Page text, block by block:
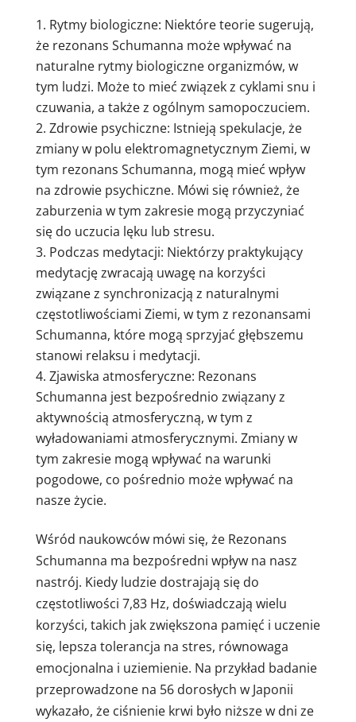
Rytmy biologiczne: Niektóre teorie sugerują,
że rezonans Schumanna może wpływać na
naturalne rytmy biologiczne organizmów, w
tym ludzi. Może to mieć związek z cyklami snu i
czuwania, a także z ogólnym samopoczuciem.
Zdrowie psychiczne: Istnieją spekulacje, że
zmiany w polu elektromagnetycznym Ziemi, w
tym rezonans Schumanna, mogą mieć wpływ
na zdrowie psychiczne. Mówi się również, że
zaburzenia w tym zakresie mogą przyczyniać
się do uczucia lęku lub stresu.
Podczas medytacji: Niektórzy praktykujący
medytację zwracają uwagę na korzyści
związane z synchronizacją z naturalnymi
częstotliwościami Ziemi, w tym z rezonansami
Schumanna, które mogą sprzyjać głębszemu
stanowi relaksu i medytacji.
Zjawiska atmosferyczne: Rezonans
Schumanna jest bezpośrednio związany z
aktywnością atmosferyczną, w tym z
wyładowaniami atmosferycznymi. Zmiany w
tym zakresie mogą wpływać na warunki
pogodowe, co pośrednio może wpływać na
nasze życie.
Wśród naukowców mówi się, że Rezonans
Schumanna ma bezpośredni wpływ na nasz
nastrój. Kiedy ludzie dostrajają się do
częstotliwości 7,83 Hz, doświadczają wielu
korzyści, takich jak zwiększona pamięć i uczenie
się, lepsza tolerancja na stres, równowaga
emocjonalna i uziemienie. Na przykład badanie
przeprowadzone na 56 dorosłych w Japonii
wykazało, że ciśnienie krwi było niższe w dni ze